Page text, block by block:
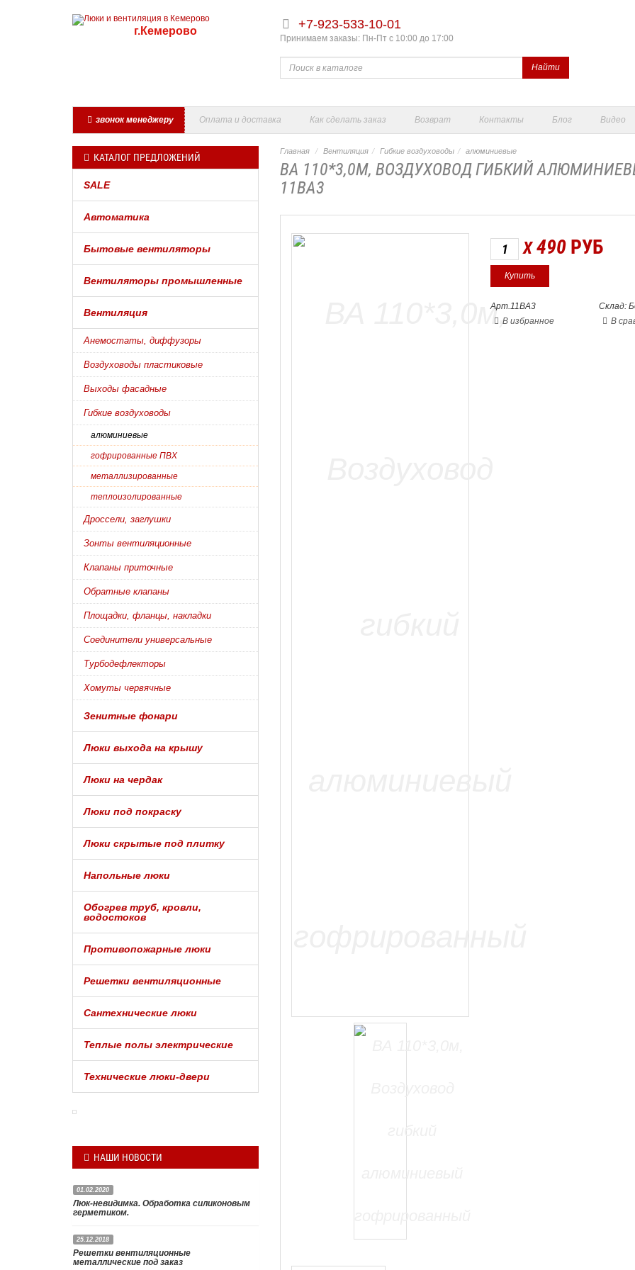
г.Кемерово +7-923-533-10-01
Принимаем заказы: Пн-Пт с 10:00 до 17:00
Найти
звонок менеджеру Оплата и доставка Как сделать заказ Возврат Контакты Блог Видео
КАТАЛОГ ПРЕДЛОЖЕНИЙ
SALE
Автоматика
Бытовые вентиляторы
Вентиляторы промышленные
Вентиляция
Анемостаты, диффузоры
Воздуховоды пластиковые
Выходы фасадные
Гибкие воздуховоды
алюминиевые
гофрированные ПВХ
металлизированные
теплоизолированные
Дроссели, заглушки
Зонты вентиляционные
Клапаны приточные
Обратные клапаны
Площадки, фланцы, накладки
Соединители универсальные
Турбодефлекторы
Хомуты червячные
Зенитные фонари
Люки выхода на крышу
Люки на чердак
Люки под покраску
Люки скрытые под плитку
Напольные люки
Обогрев труб, кровли,
водостоков
Противопожарные люки
Решетки вентиляционные
Сантехнические люки
Теплые полы электрические
Технические люки-двери
НАШИ НОВОСТИ
01.02.2020
Люк-невидимка. Обработка силиконовым
герметиком.
Чтобы люк невидимка под плитку
действительно был полностью незаметен
после установки, нужно обработать зазор по
25.12.2018
Решетки вентиляционные
металлические под заказ
Главная Вентиляция Гибкие воздуховоды алюминиевые
ВА 110*3,0М, ВОЗДУХОВОД ГИБКИЙ
11ВА3
X 490 РУБ
Арт.11ВА3
Склад:
В избранное
В